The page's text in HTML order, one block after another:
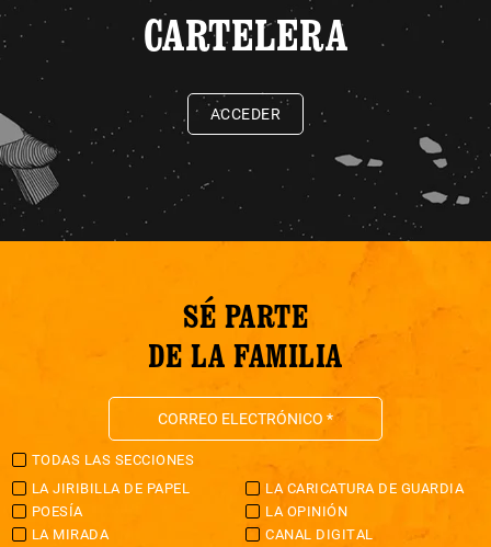
CARTELERA
ACCEDER
SÉ PARTE
DE LA FAMILIA
TODAS LAS SECCIONES
LA JIRIBILLA DE PAPEL
LA CARICATURA DE GUARDIA
POESÍA
LA OPINIÓN
LA MIRADA
CANAL DIGITAL